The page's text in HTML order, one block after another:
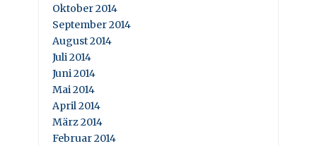
Oktober 2014
September 2014
August 2014
Juli 2014
Juni 2014
Mai 2014
April 2014
März 2014
Februar 2014